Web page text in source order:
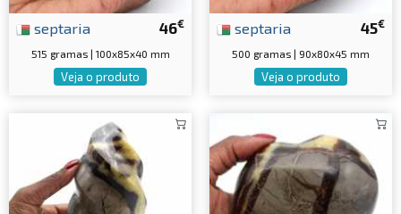
46€
septaria
515 gramas | 100x85x40 mm
Veja o produto
45€
septaria
500 gramas | 90x80x45 mm
Veja o produto